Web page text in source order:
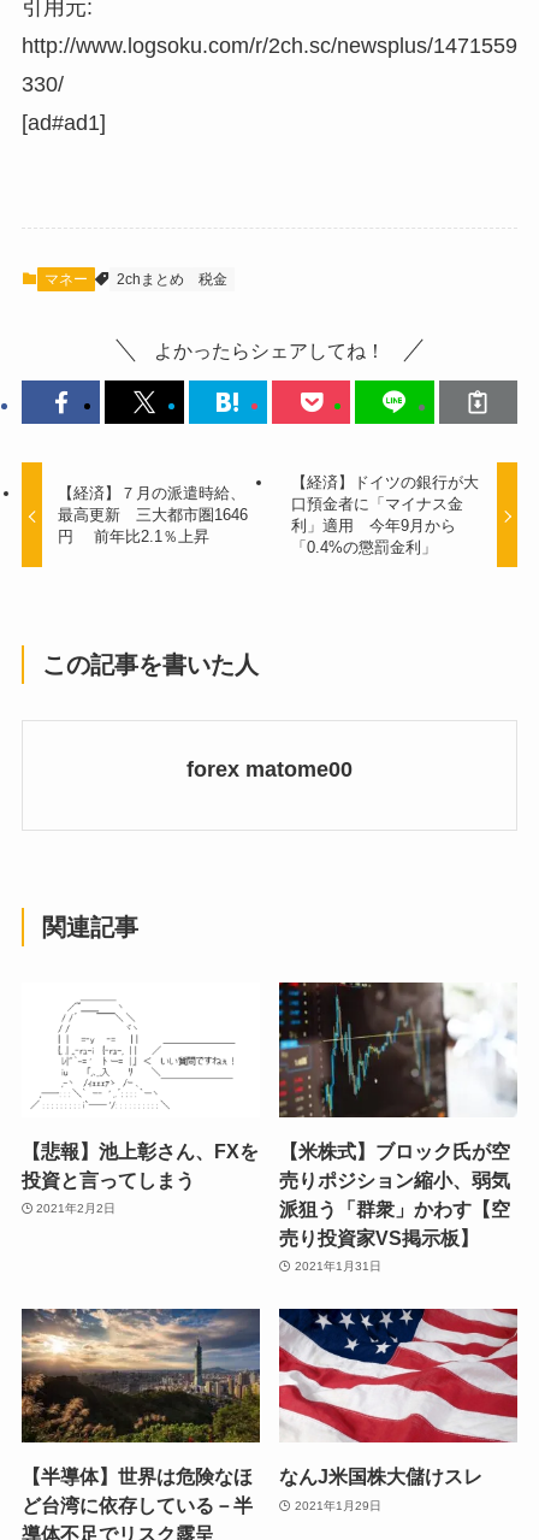
引用元:
http://www.logsoku.com/r/2ch.sc/newsplus/1471559
330/
[ad#ad1]
マネー 2chまとめ 税金
よかったらシェアしてね！
【経済】７月の派遣時給、
最高更新 三大都市圏1646
円 前年比2.1％上昇
【経済】ドイツの銀行が大
口預金者に「マイナス金
利」適用 今年9月から
「0.4%の懲罰金利」
この記事を書いた人
forex matome00
関連記事
【悲報】池上彰さん、FXを
投資と言ってしまう
2021年2月2日
【米株式】ブロック氏が空
売りポジション縮小、弱気
派狙う「群衆」かわす【空
売り投資家VS掲示板】
2021年1月31日
【半導体】世界は危険なほ
ど台湾に依存している－半
導体不足でリスク露呈
なんJ米国株大儲けスレ
2021年1月29日